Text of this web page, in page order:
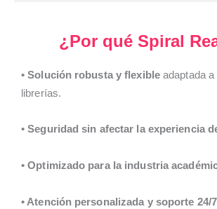
¿Por qué Spiral
• Solución robusta y flexibleadaptada a
librerías.
• Seguridad sin afectar la experiencia
• Optimizado para la industria
• Atención personalizada y soporte 24/